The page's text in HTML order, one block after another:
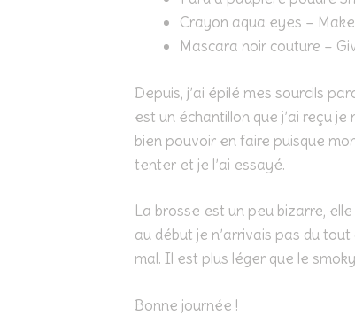
Crayon aqua eyes –
Mascara noir couture –
Depuis, j’ai épilé mes sourcils
est un échantillon que j’ai reçu
bien pouvoir en faire puisque
tenter et je l’ai essayé.
La brosse est un peu bizarre,
au début je n’arrivais pas du
mal. Il est plus léger que le
Bonne journée !